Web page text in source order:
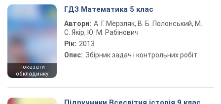
показати
обкладинку
ГДЗ Математика 5 клас
Автори: А. Г. Мерзляк, В. Б. Полонський, М.
С. Якір, Ю. М. Рабінович
Рік: 2013
Опис: Збірник задач і контрольних робіт